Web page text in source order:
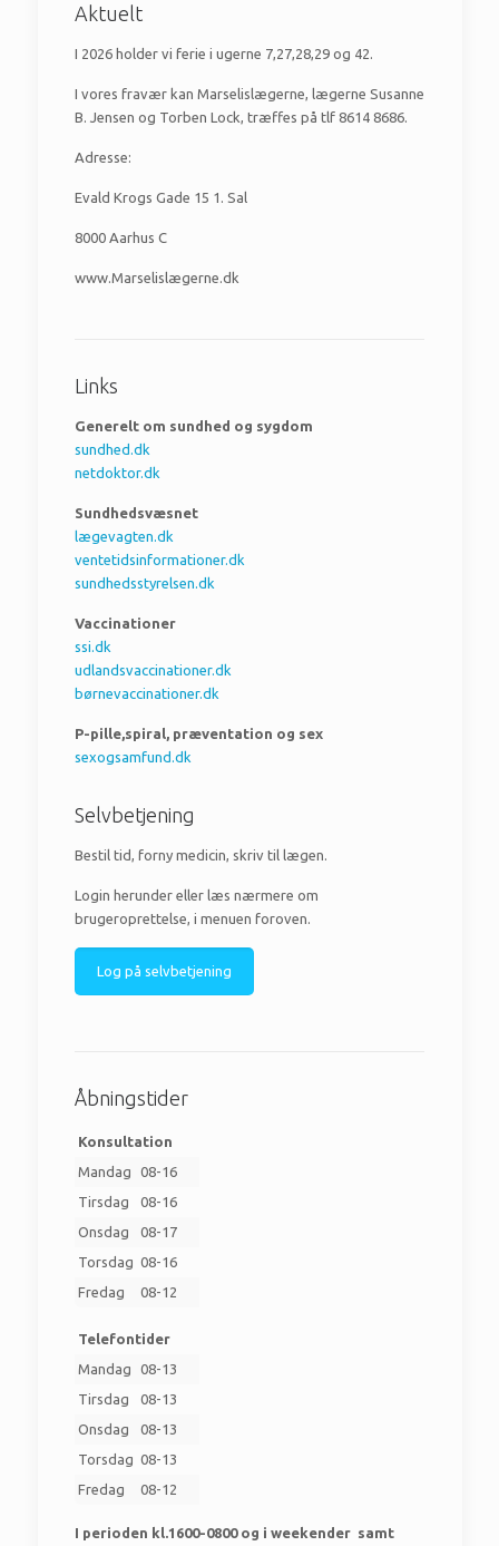
Aktuelt
I 2026 holder vi ferie i ugerne 7,27,28,29 og 42.
I vores fravær kan Marselislægerne, lægerne Susanne
B. Jensen og Torben Lock, træffes på tlf 8614 8686.
Adresse:
Evald Krogs Gade 15 1. Sal
8000 Aarhus C
www.Marselislægerne.dk
Links
Generelt om sundhed og sygdom
sundhed.dk
netdoktor.dk
Sundhedsvæsnet
lægevagten.dk
ventetidsinformationer.dk
sundhedsstyrelsen.dk
Vaccinationer
ssi.dk
udlandsvaccinationer.dk
børnevaccinationer.dk
P-pille,spiral, præventation og sex
sexogsamfund.dk
Selvbetjening
Bestil tid, forny medicin, skriv til lægen.
Login herunder eller læs nærmere om
brugeroprettelse, i menuen foroven.
Log på selvbetjening
Åbningstider
Konsultation
Mandag
08-16
Tirsdag
08-16
Onsdag
08-17
Torsdag 08-16
Fredag
08-12
Telefontider
Mandag
08-13
Tirsdag
08-13
Onsdag
08-13
Torsdag 08-13
Fredag
08-12
I perioden kl.1600-0800 og i weekender samt